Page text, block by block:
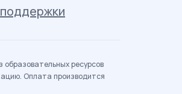
ресурсов
Оплата производится